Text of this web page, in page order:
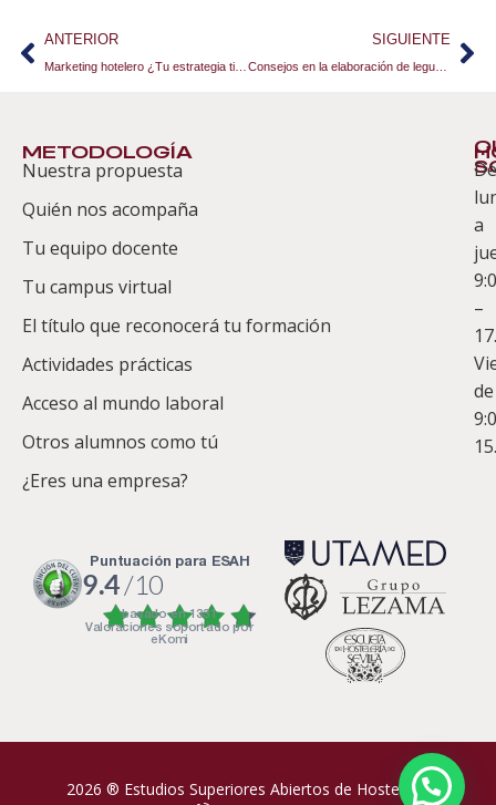
ANTERIOR
Marketing hotelero ¿Tu estrategia tiene en cuenta el móvil?
SIGUIENTE
Consejos en la elaboración de legumbres
METODOLOGÍA
Nuestra propuesta
Quién nos acompaña
Tu equipo docente
Tu campus virtual
El título que reconocerá tu formación
Actividades prácticas
Acceso al mundo laboral
Otros alumnos como tú
¿Eres una empresa?
Te
De
a
–
de
puntuación para ESAH
9.4/10
basado en1331
Valoraciones soportado por
eKomi
2026 ® Estudios Superiores Abiertos de Hostelería